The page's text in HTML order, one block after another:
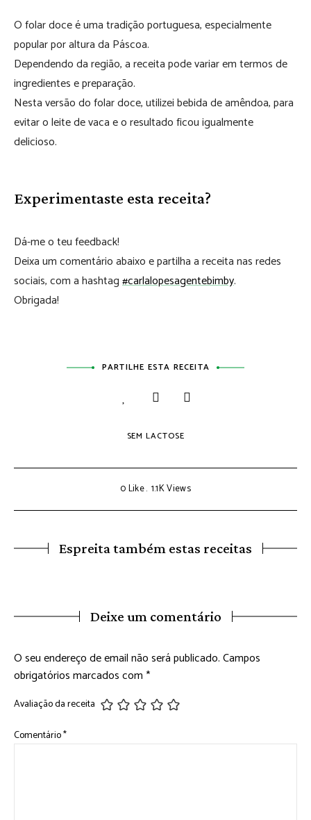
O folar doce é uma tradição portuguesa, especialmente
popular por altura da Páscoa.
Dependendo da região, a receita pode variar em termos de
ingredientes e preparação.
Nesta versão do folar doce, utilizei bebida de amêndoa, para
evitar o leite de vaca e o resultado ficou igualmente
delicioso.
Experimentaste esta receita?
Dá-me o teu feedback!
Deixa um comentário abaixo e partilha a receita nas redes
sociais, com a hashtag#carlalopesagentebimby.
Obrigada!
PARTILHE ESTA RECEITA
SEM LACTOSE
0Like 1.1KViews
Espreita também estas receitas
Deixe um comentário
O seu endereço de email não será publicado.Campos
obrigatórios marcados com*
Avaliação da receita
Comentário*